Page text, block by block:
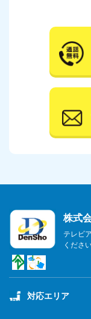
2024年1月
2023年12月
2023年11月
2023年10月
2023年6月
2023年5月
2023年3月
株式
テレビ
ください
対応エリア